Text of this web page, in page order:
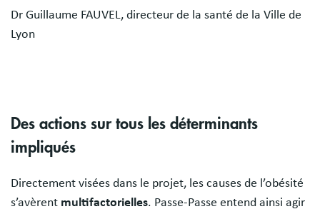
Dr Guillaume FAUVEL, directeur de la santé de la Ville de
Lyon
Des actions sur tous les déterminants
impliqués
Directement visées dans le projet, les causes de l’obésité
s’avèrent multifactorielles. Passe-Passe entend ainsi agir